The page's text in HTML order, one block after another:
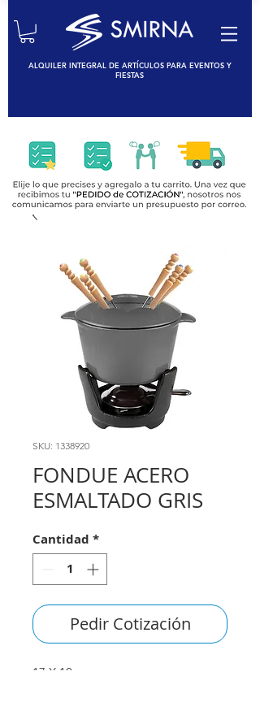
ALQUILER INTEGRAL DE ARTÍCULOS PARA EVENTOS Y
FIESTAS
SKU: 1338920
FONDUE ACERO
ESMALTADO GRIS
Cantidad *
Pedir Cotización
17 X 10